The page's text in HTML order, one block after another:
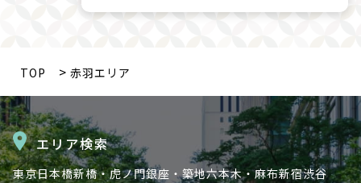
TOP 赤羽エリア
エリア検索
東京日本橋新橋・虎ノ門銀座・築地六本木・麻布新宿渋谷